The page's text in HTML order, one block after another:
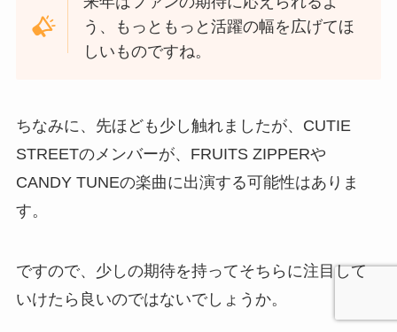
う、もっともっと活躍の幅を広げてほ
しいものですね。
ちなみに、先ほども少し触れましたが、CUTIE
STREETのメンバーが、FRUITS ZIPPERや
CANDY TUNEの楽曲に出演する可能性はありま
す。
ですので、少しの期待を持ってそちらに注目して
いけたら良いのではないでしょうか。